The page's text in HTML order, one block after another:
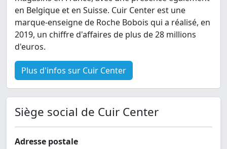
en Belgique et en Suisse. Cuir Center est une
marque-enseigne de Roche Bobois qui a réalisé, en
2019, un chiffre d'affaires de plus de 28 millions
d'euros.
Plus d'infos sur Cuir Center
Siège social de Cuir Center
Adresse postale